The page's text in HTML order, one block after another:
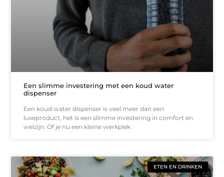
Een slimme investering met een koud water
dispenser
Een koud water dispenser is veel meer dan een
luxeproduct, het is een slimme investering in comfort en
welzijn. Of je nu een kleine werkplek
ETEN EN DRINKEN